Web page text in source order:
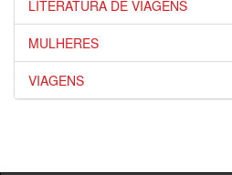
LITERATURA DE VIAGENS
MULHERES
VIAGENS